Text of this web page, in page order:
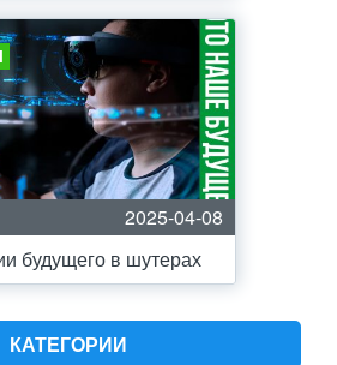
2025-04-08
будущего в шутерах
КАТЕГОРИИ